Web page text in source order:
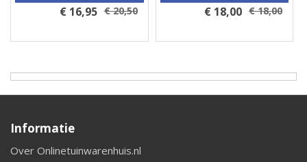
€ 16,95 € 20,50 € 18,00 € 18,00
Informatie
Over Onlinetuinwarenhuis.nl